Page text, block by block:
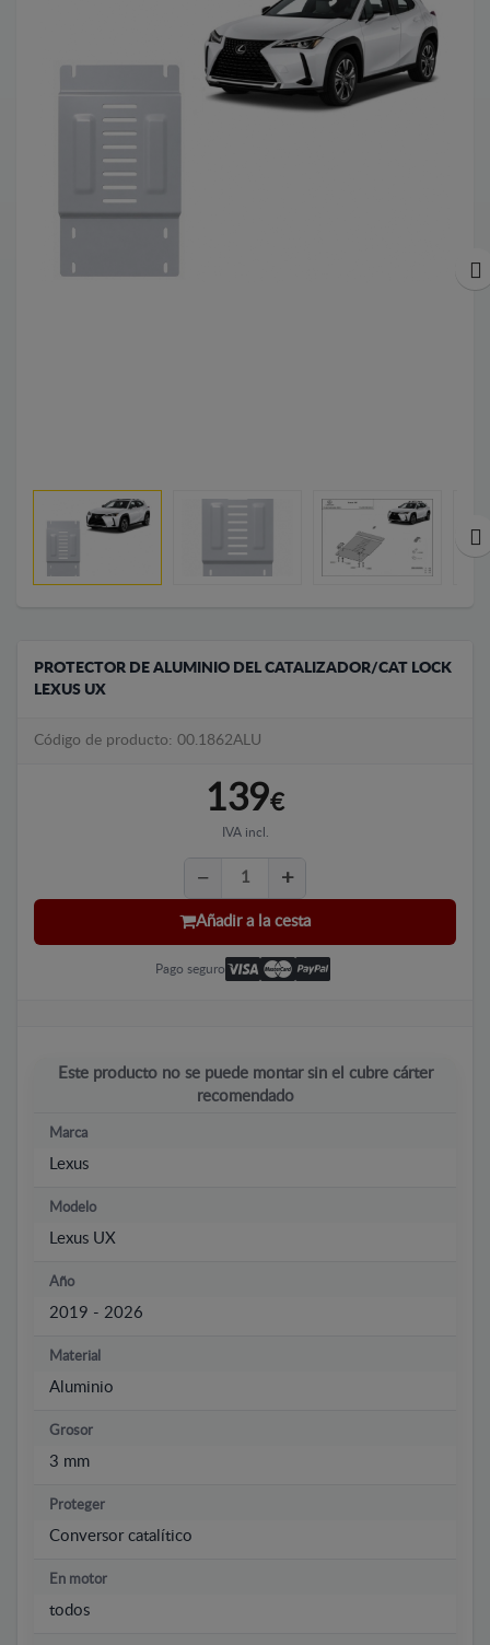
PROTECTOR DE ALUMINIO DEL CATALIZADOR/CAT LOCK
LEXUS UX
Código de producto: 00.1862ALU
139€
IVA incl.
Añadir a la cesta
Pago seguro
Este producto no se puede montar sin el cubre cárter
recomendado
Marca
Lexus
Modelo
Lexus UX
Año
2019 - 2026
Material
Aluminio
Grosor
3 mm
Proteger
Conversor catalítico
En motor
todos